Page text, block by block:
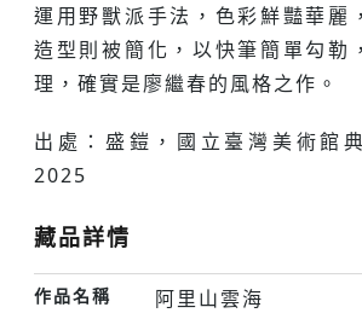
運用野獸派手法，色彩鮮豔華麗
造型則被簡化，以快筆簡單勾勒
理，確實是廖繼春的風格之作。
出處：盛鎧，國立臺灣美術館
2025
藏品詳情
作品名稱 阿里山雲海